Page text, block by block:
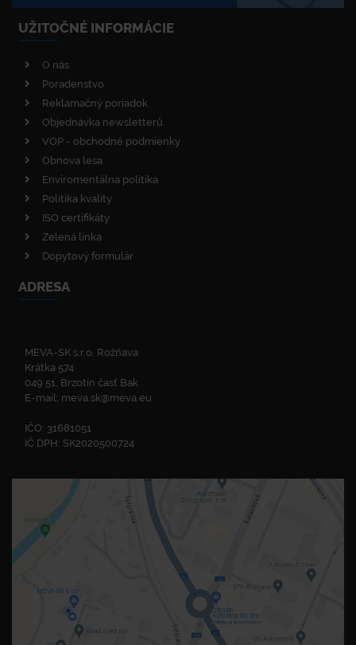
UŽITOČNÉ INFORMÁCIE
O nás
Poradenstvo
Reklamačný poriadok
Objednávka newsletterů
VOP - obchodné podmienky
Obnova lesa
Enviromentálna politika
Politika kvality
ISO certifikáty
Zelená linka
Dopytový formulár
ADRESA
MEVA-SK s.r.o. Rožňava
Krátka 574
049 51, Brzotín časť Bak
E-mail: meva.sk@meva.eu
IČO: 31681051
IČ DPH: SK2020500724